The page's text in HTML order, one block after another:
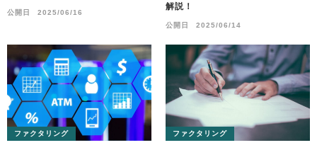
公開日 2025/06/16
解説！
公開日 2025/06/14
ファクタリング ファクタリング